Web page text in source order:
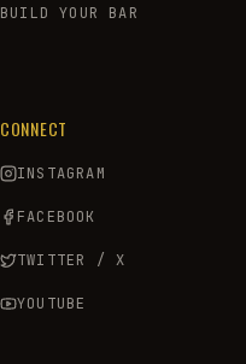
BUILD YOUR BAR
CONNECT
INSTAGRAM
FACEBOOK
TWITTER / X
YOUTUBE